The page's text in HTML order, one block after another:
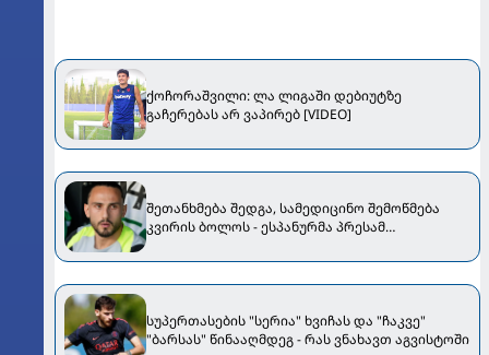
ქოჩორაშვილი: ლა ლიგაში დებიუტზე
გაჩერებას არ ვაპირებ [VIDEO]
შეთანხმება შედგა, სამედიცინო შემოწმება
კვირის ბოლოს - ესპანურმა პრესამ
სუპერთასების "სერია" ხვიჩას და "ჩაკვე"
"ბარსას" წინააღმდეგ - რას ვნახავთ აგვისტოში